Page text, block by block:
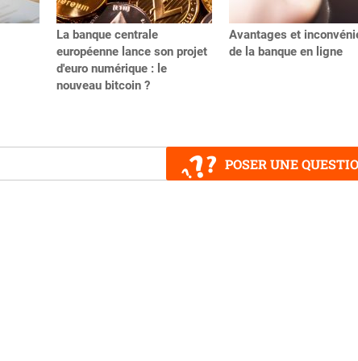
La banque centrale
européenne lance son projet
d'euro numérique : le
nouveau bitcoin ?
Avantages et
de la banque en ligne
POSER UNE